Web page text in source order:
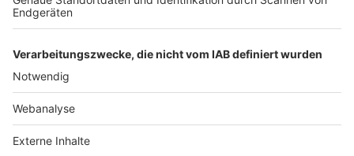
Nutzungsbedingungen Datenschutz Impressum